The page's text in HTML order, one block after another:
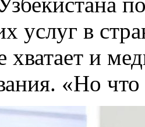
услуг в
хватает и
«Но